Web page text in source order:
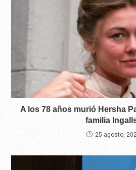
A los 78 años murió Hersha
familia
25 agosto,